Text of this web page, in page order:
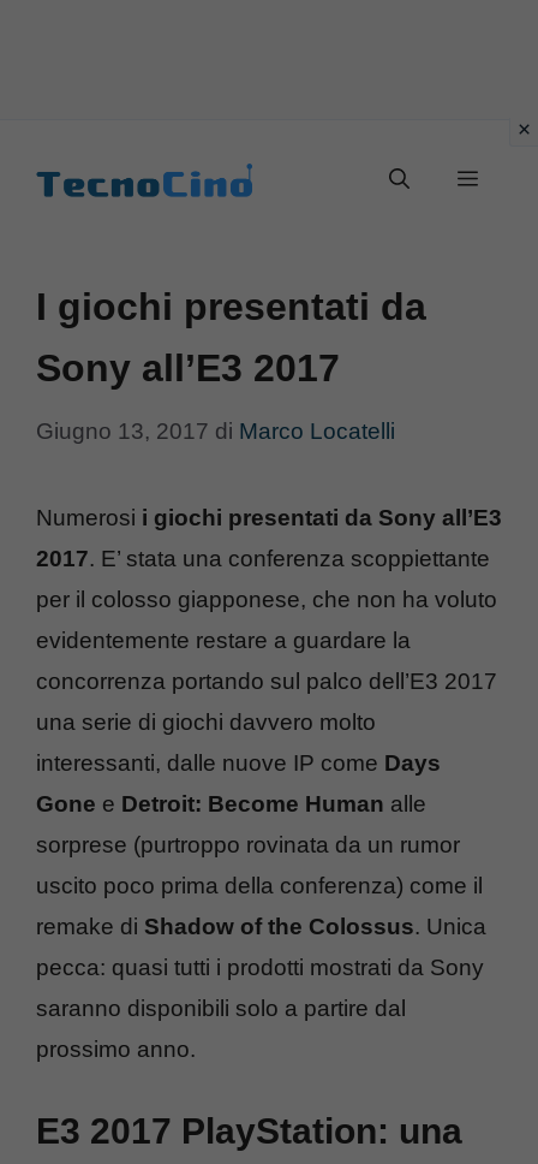
Menu
I giochi presentati da
Sony all’E3 2017
Giugno 13, 2017 di Marco Locatelli
Numerosi i giochi presentati da Sony all’E3
2017. E’ stata una conferenza scoppiettante
per il colosso giapponese, che non ha voluto
evidentemente restare a guardare la
concorrenza portando sul palco dell’E3 2017
una serie di giochi davvero molto
interessanti, dalle nuove IP come Days
Gone e Detroit: Become Human alle
sorprese (purtroppo rovinata da un rumor
uscito poco prima della conferenza) come il
remake di Shadow of the Colossus. Unica
pecca: quasi tutti i prodotti mostrati da Sony
saranno disponibili solo a partire dal
prossimo anno.
E3 2017 PlayStation: una